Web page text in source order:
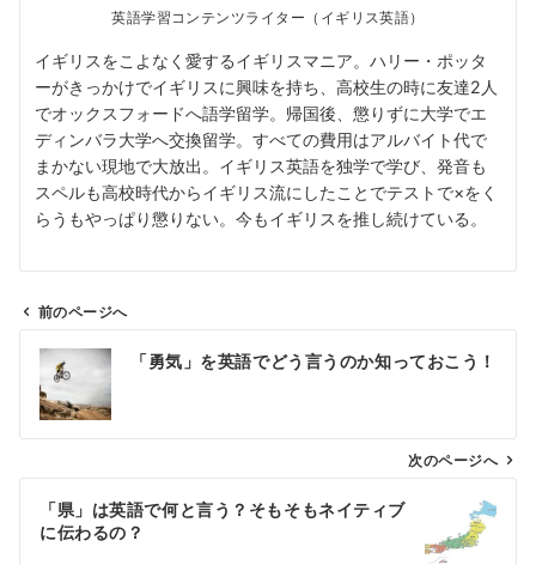
英語学習コンテンツライター（イギリス英語）
イギリスをこよなく愛するイギリスマニア。ハリー・ポッタ
ーがきっかけでイギリスに興味を持ち、高校生の時に友達2人
でオックスフォードへ語学留学。帰国後、懲りずに大学でエ
ディンバラ大学へ交換留学。すべての費用はアルバイト代で
まかない現地で大放出。イギリス英語を独学で学び、発音も
スペルも高校時代からイギリス流にしたことでテストで×をく
らうもやっぱり懲りない。今もイギリスを推し続けている。
前のページへ
「勇気」を英語でどう言うのか知っておこう！
次のページへ
「県」は英語で何と言う？そもそもネイティブ
に伝わるの？